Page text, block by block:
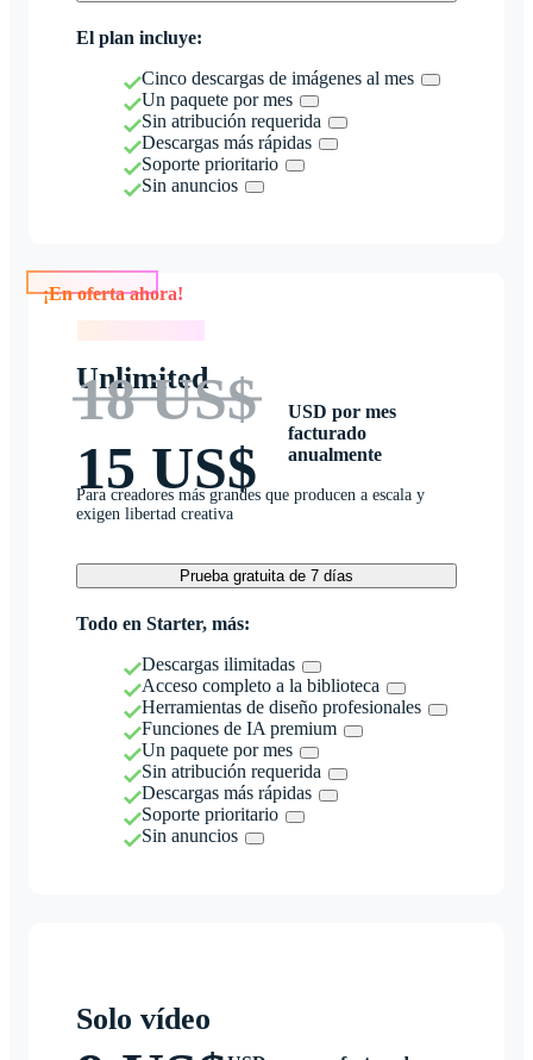
El plan incluye:
Cinco descargas de imágenes al mes
Un paquete por mes
Sin atribución requerida
Descargas más rápidas
Soporte prioritario
Sin anuncios
Unlimited
18 US$
15 US$
USD por mes
facturado
anualmente
Para creadores más grandes que producen a escala y
exigen libertad creativa
Prueba gratuita de 7 días
Todo en Starter, más:
Descargas ilimitadas
Acceso completo a la biblioteca
Herramientas de diseño profesionales
Funciones de IA premium
Un paquete por mes
Sin atribución requerida
Descargas más rápidas
Soporte prioritario
Sin anuncios
Solo vídeo